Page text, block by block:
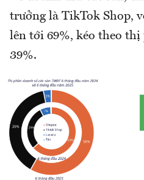
trưởng là TikTok Shop,
lên tới 69%, kéo theo
39%.